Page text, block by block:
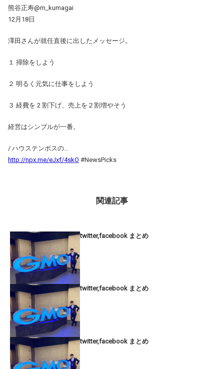
熊谷正寿‏@m_kumagai
12月18日
澤田さんが就任直後に出したメッセージ。
１ 掃除をしよう
２ 明るく元気に仕事をしよう
３ 経費を 2 割下げ、売上を２割増やそう
経営はシンブルが一番。
/ ハウステンボスの…
http://npx.me/eJxf/4skO #NewsPicks
関連記事
twitter,facebook まとめ
twitter,facebook まとめ
twitter,facebook まとめ